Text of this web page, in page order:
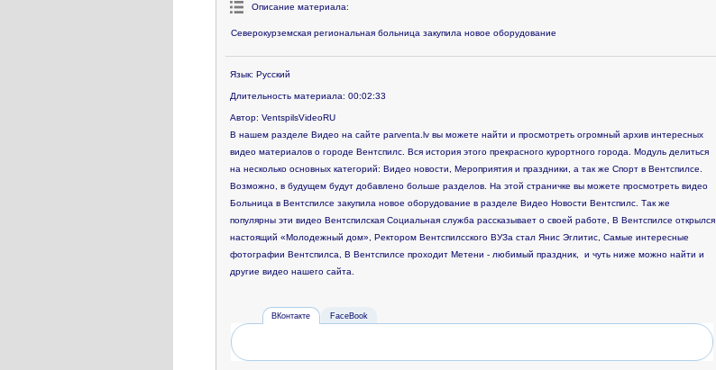
Описание материала:
Северокурземская региональная больница закупила новое оборудование
Язык: Русский
Длительность материала: 00:02:33
Автор: VentspilsVideoRU
В нашем разделе Видео на сайте parventa.lv вы можете найти и просмотреть огромный архив интересных
видео материалов о городе Вентспилс. Вся история этого прекрасного курортного города. Модуль делиться
на несколько основных категорий: Видео новости, Мероприятия и праздники, а так же Спорт в Вентспилсе.
Возможно, в будущем будут добавлено больше разделов. На этой страничке вы можете просмотреть видео
Больница в Вентспилсе закупила новое оборудование в разделе Видео Новости Вентспилс. Так же
популярны эти видео Вентспилская Социальная служба рассказывает о своей работе, В Вентспилсе открылся
настоящий «Молодежный дом», Ректором Вентспилсского ВУЗа стал Янис Эглитис, Самые интересные
фотографии Вентспилса, В Вентспилсе проходит Метени - любимый праздник, и чуть ниже можно найти и
другие видео нашего сайта.
ВКонтакте FaceBook